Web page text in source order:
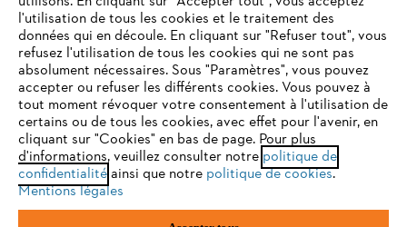
Politique de protection des données
Mentions légales Cookies
Informations juridiques
STIHL VERTRIEBS AG, 8617 Mönchaltorf
Vous utilisez un navigateur Internet que nous ne prenons plus
en charge, et certaines fonctionnalités de notre site ne
peuvent fonctionner correctement. Pour une utilisation
optimale de notre site, nous vous recommandons de passer à
l'un des navigateurs suivants :
firefox chrome
l'utilisation de tous les cookies et le traitement des
données qui en découle. En cliquant sur "Refuser tout", vous
refusez l'utilisation de tous les cookies qui ne sont pas
absolument nécessaires. Sous "Paramètres", vous pouvez
accepter ou refuser les différents cookies. Vous pouvez à
tout moment révoquer votre consentement à l'utilisation de
certains ou de tous les cookies, avec effet pour l'avenir, en
cliquant sur "Cookies" en bas de page. Pour plus
d'informations, veuillez consulter notre politique de
confidentialitéainsi que notre politique de cookies.
Mentions légales